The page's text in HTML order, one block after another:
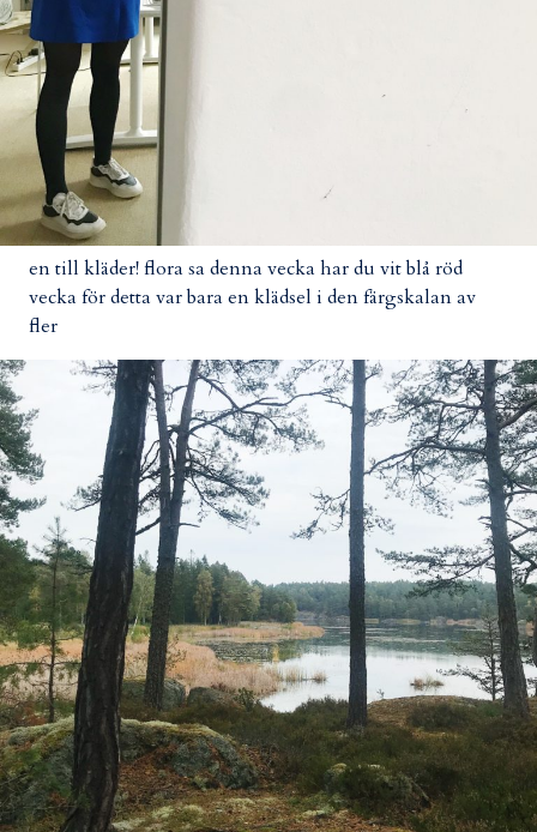
en till kläder! flora sa denna vecka har du vit blå röd
vecka för detta var bara en klädsel i den färgskalan av
fler